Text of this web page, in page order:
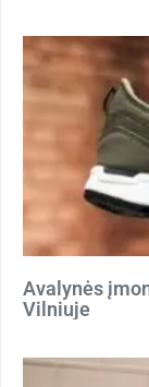
Avalynės
Vilniuje